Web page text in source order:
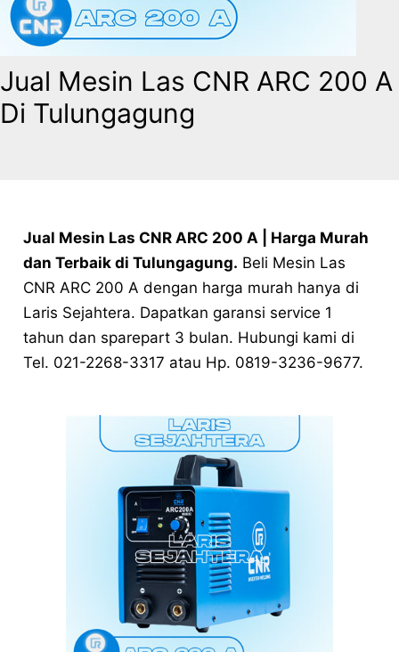
Jual Mesin Las CNR ARC 200 A
Di Tulungagung
Jual Mesin Las CNR ARC 200 A | Harga Murah
dan Terbaik di Tulungagung. Beli Mesin Las
CNR ARC 200 A dengan harga murah hanya di
Laris Sejahtera. Dapatkan garansi service 1
tahun dan sparepart 3 bulan. Hubungi kami di
Tel. 021-2268-3317 atau Hp. 0819-3236-9677.